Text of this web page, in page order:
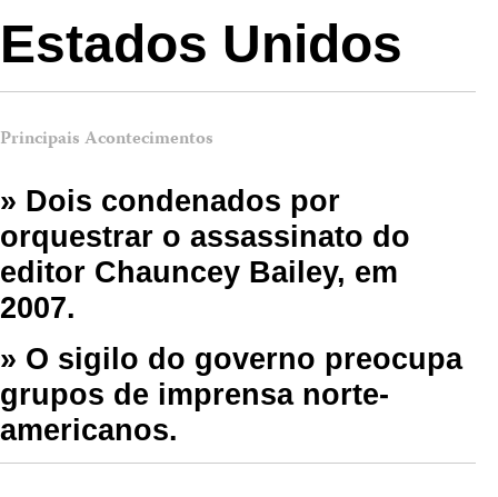
Estados Unidos
Principais Acontecimentos
» Dois condenados por
orquestrar o assassinato do
editor Chauncey Bailey, em
2007.
» O sigilo do governo preocupa
grupos de imprensa norte-
americanos.